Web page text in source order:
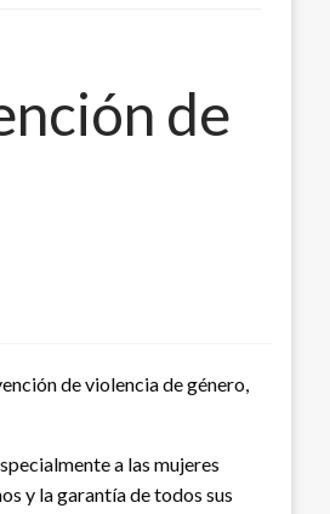
de
de violencia de género,
a las mujeres
y la garantía de todos sus